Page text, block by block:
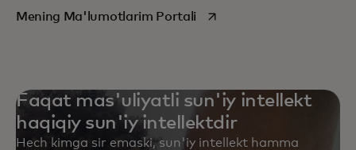
Mening Ma'lumotlarim Portali opens in a new tab
Faqat mas'uliyatli sun'iy intellekt
haqiqiy sun'iy intellektdir
Hech kimga sir emaski, sun'iy intellekt hamma